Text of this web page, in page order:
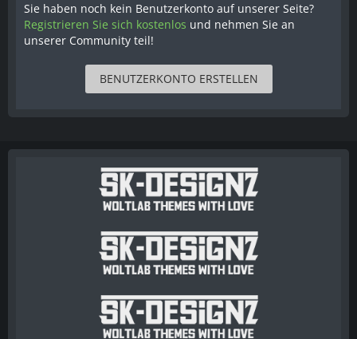
Sie haben noch kein Benutzerkonto auf unserer Seite?
Registrieren Sie sich kostenlos und nehmen Sie an
unserer Community teil!
BENUTZERKONTO ERSTELLEN